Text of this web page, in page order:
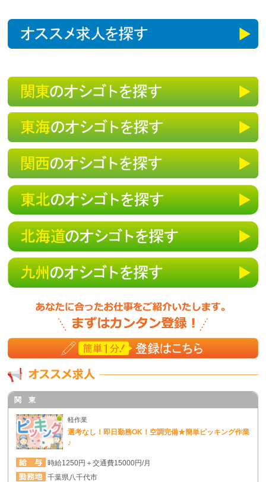
関 東
軽作業
選考なし！即日勤務OK！空調完備★簡単ピッキング作業
♪
時給1250円＋交通費15000円/月
千葉県八千代市